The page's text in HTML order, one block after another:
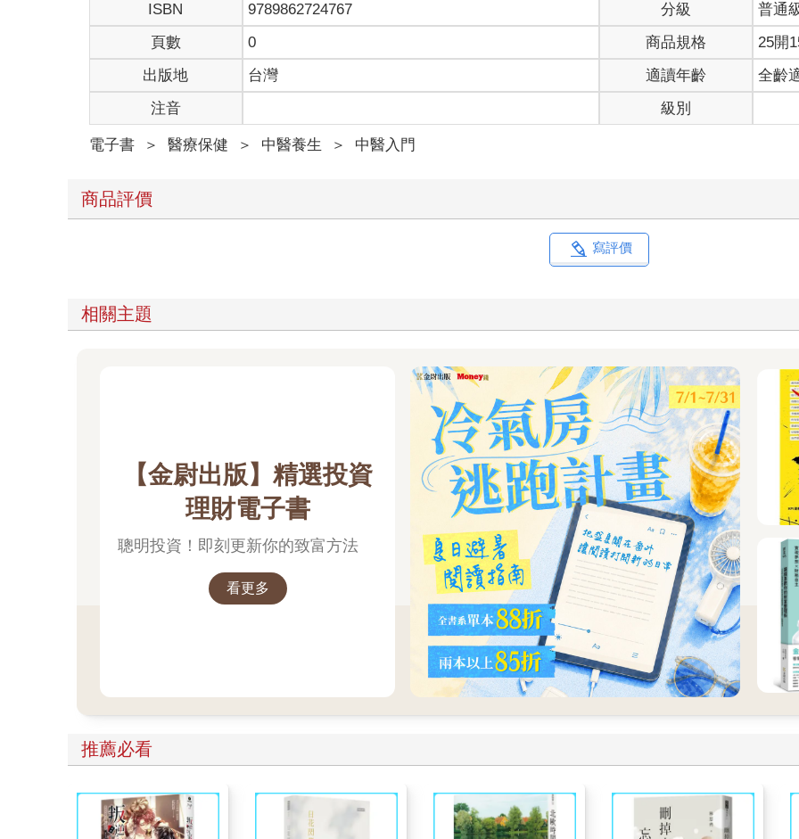
ISBN
9789862724767 分級
普通
頁數
0 商品規格
25開
出版地
台灣 適讀年齡
全齡
注音
級別
電子書 ＞ 醫療保健 ＞ 中醫養生 ＞ 中醫入門
商品評價
寫評價
相關主題
【金尉出版】精選投資
理財電子書
聰明投資！即刻更新你的致富方法
看更多
推薦必看